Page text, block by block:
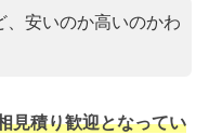
、安いのか高いのかわ
見積り歓迎となってい